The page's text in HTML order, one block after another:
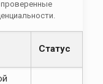
Статус